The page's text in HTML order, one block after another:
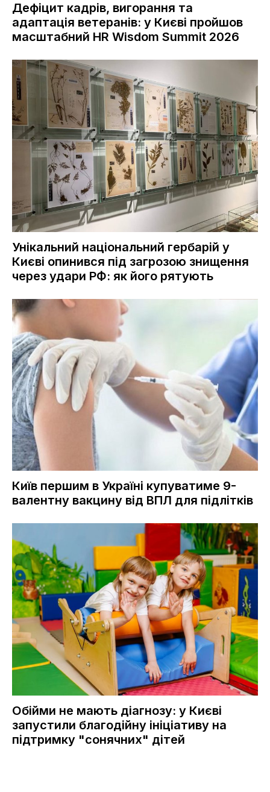
Дефіцит кадрів, вигорання та
адаптація ветеранів: у Києві пройшов
масштабний HR Wisdom Summit 2026
Унікальний національний гербарій у
Києві опинився під загрозою знищення
через удари РФ: як його рятують
Київ першим в Україні купуватиме 9-
валентну вакцину від ВПЛ для підлітків
Обійми не мають діагнозу: у Києві
запустили благодійну ініціативу на
підтримку "сонячних" дітей